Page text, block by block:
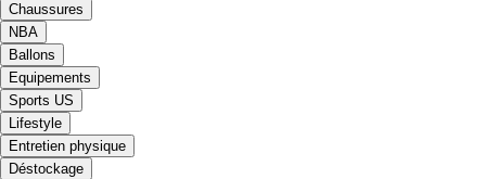
Chaussures
NBA
Ballons
Equipements
Sports US
Lifestyle
Entretien physique
Déstockage